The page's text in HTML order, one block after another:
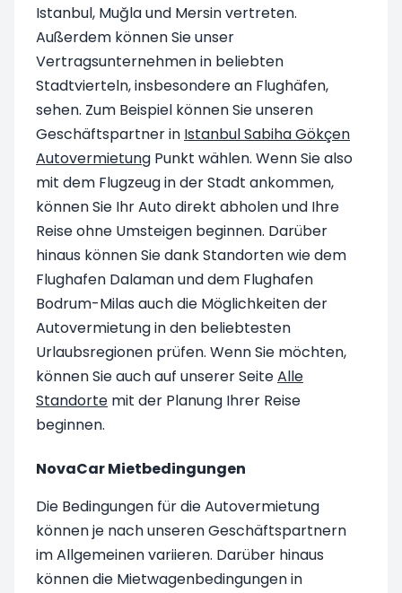
Istanbul, Muğla und Mersin vertreten.
Außerdem können Sie unser
Vertragsunternehmen in beliebten
Stadtvierteln, insbesondere an Flughäfen,
sehen. Zum Beispiel können Sie unseren
Geschäftspartner in Istanbul Sabiha Gökçen
Autovermietung Punkt wählen. Wenn Sie also
mit dem Flugzeug in der Stadt ankommen,
können Sie Ihr Auto direkt abholen und Ihre
Reise ohne Umsteigen beginnen. Darüber
hinaus können Sie dank Standorten wie dem
Flughafen Dalaman und dem Flughafen
Bodrum-Milas auch die Möglichkeiten der
Autovermietung in den beliebtesten
Urlaubsregionen prüfen. Wenn Sie möchten,
können Sie auch auf unserer SeiteAlle
Standorte mit der Planung Ihrer Reise
beginnen.
NovaCar Mietbedingungen
Die Bedingungen für die Autovermietung
können je nach unseren Geschäftspartnern
im Allgemeinen variieren. Darüber hinaus
können die Mietwagenbedingungen in